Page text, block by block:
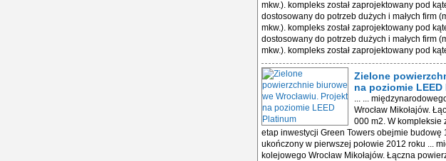
mkw.). kompleks został zaprojektowany pod
dostosowany do potrzeb dużych i małych firm
mkw.). kompleks został zaprojektowany pod
dostosowany do potrzeb dużych i małych firm
mkw.). kompleks został zaprojektowany pod
Zielone
na poziomie
... ...
Wrocław Mikołajów.
000 m2. W kompleksie
etap inwestycji Green Towers obejmie
ukończony w pierwszej połowie 2012 roku ...
kolejowego Wrocław Mikołajów. Łączna